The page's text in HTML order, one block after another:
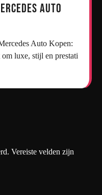
auto
luxe, stijl en prestati
Vereiste velden zijn